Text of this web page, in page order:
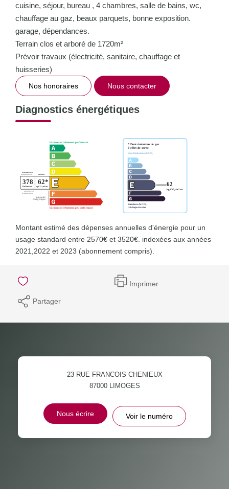
cuisine, séjour, bureau , 4 chambres, salle de bains, wc,
chauffage au gaz, beaux parquets, bonne exposition.
garage, dépendances.
Terrain clos et arboré de 1720m²
Prévoir travaux (électricité, sanitaire, chauffage et
huisseries)
Nos honoraires Nous contacter
Diagnostics énergétiques
Montant estimé des dépenses annuelles d'énergie pour un
usage standard entre 2570€ et 3520€. indexées aux années
2021,2022 et 2023 (abonnement compris).
Imprimer
Partager
23 RUE FRANCOIS CHENIEUX
87000 LIMOGES
Nous écrire Voir le numéro